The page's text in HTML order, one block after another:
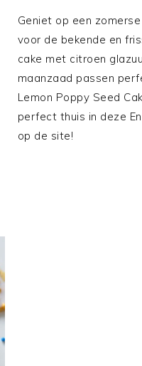
Geniet op een
voor de bekende en
cake met citroen
maanzaad passen
Lemon Poppy Seed
perfect thuis in deze
op de site!